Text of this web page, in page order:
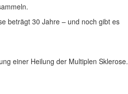
beträgt 30 Jahre – und noch gibt es
einer Heilung der Multiplen Sklerose.